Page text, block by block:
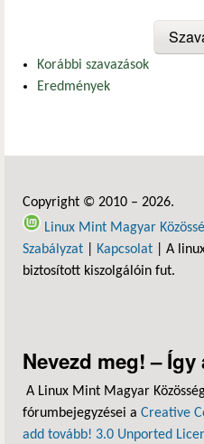
Korábbi szavazások
Eredmények
Copyright © 2010 – 2026.
Linux Mint Magyar
Szabályzat
Kapcsolat | A
biztosított kiszolgálóin fut.
Nevezd meg! –
A Linux Mint Magyar
fórumbejegyzései a Creative
add tovább! 3.0 Unported